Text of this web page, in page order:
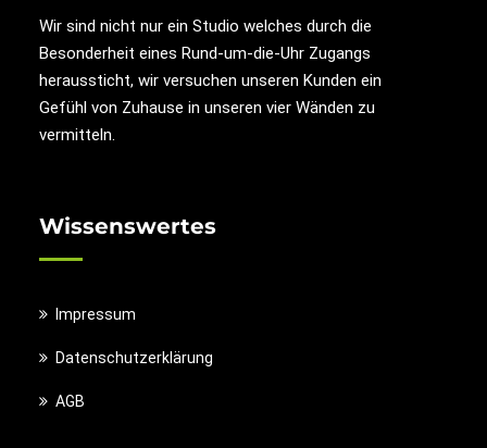
Wir sind nicht nur ein Studio welches durch die
Besonderheit eines Rund-um-die-Uhr Zugangs
heraussticht, wir versuchen unseren Kunden ein
Gefühl von Zuhause in unseren vier Wänden zu
vermitteln.
Wissenswertes
Impressum
Datenschutzerklärung
AGB